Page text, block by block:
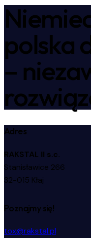
polska
–
Adres
RAKSTAL II s.c.
Stanisławice 266
32-015 Kłaj
Poznajmy się!
tox@rakstal.pl